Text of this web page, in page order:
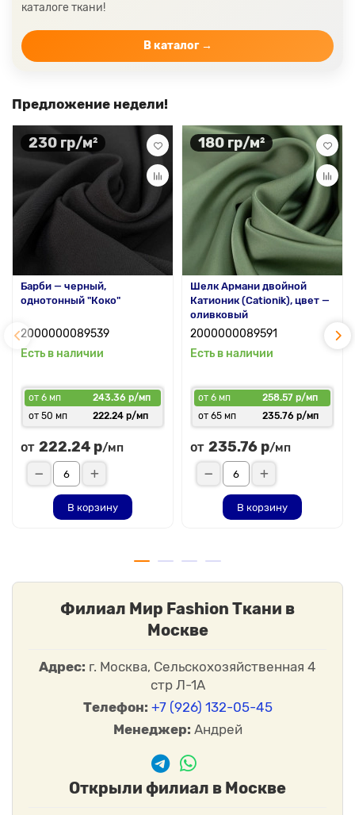
каталоге ткани!
В каталог →
Предложение недели!
230 гр/м²
Барби — черный,
однотонный "Коко"
2000000089539
Есть в наличии
от 6 мп
243.36 р/мп
от 50 мп
222.24 р/мп
от 222.24 р/мп
В корзину
180 гр/м²
Шелк Армани двойной
Катионик (Cationik), цвет —
оливковый
2000000089591
Есть в наличии
от 6 мп
258.57 р/мп
от 65 мп
235.76 р/мп
от 235.76 р/мп
В корзину
Филиал Мир Fashion Ткани в
Москве
Адрес: г. Москва, Сельскохозяйственная 4
стр Л-1А
Телефон: +7 (926) 132-05-45
Менеджер: Андрей
Открыли филиал в Москве